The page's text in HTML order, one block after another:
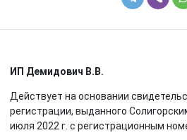
ИП Демидович В.В.
Действует на основании
регистрации, выданного
июля 2022 г. с регистрационным